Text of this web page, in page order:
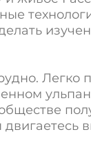
Легко